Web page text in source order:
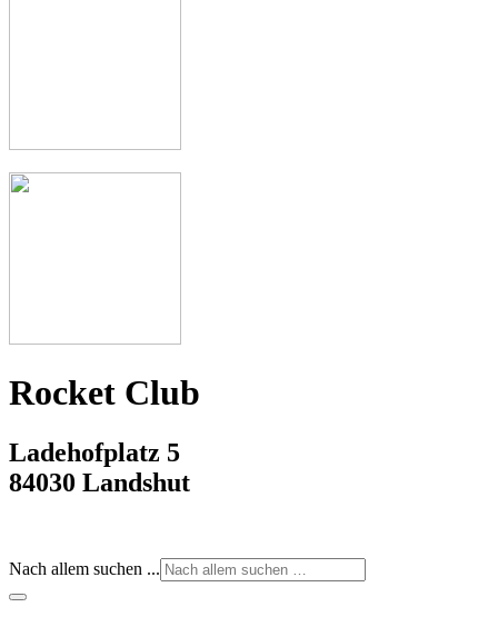
Rocket Club
Ladehofplatz 5
84030 Landshut
Nach allem suchen ...